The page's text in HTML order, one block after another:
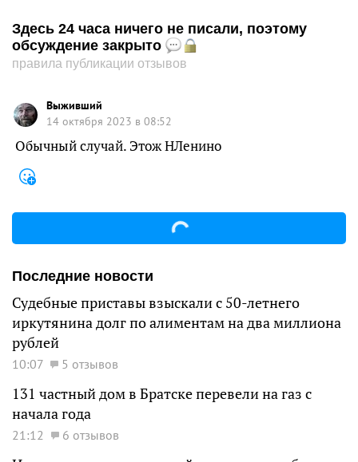
Здесь 24 часа ничего не писали, поэтому
обсуждение закрыто
правила публикации отзывов
Выживший
14 октября 2023 в 08:52
Обычный случай. Этож НЛенино
Последние новости
Судебные приставы взыскали с 50-летнего
иркутянина долг по алиментам на два миллиона
рублей
10:07 5 отзывов
131 частный дом в Братске перевели на газ с
начала года
21:12 6 отзывов